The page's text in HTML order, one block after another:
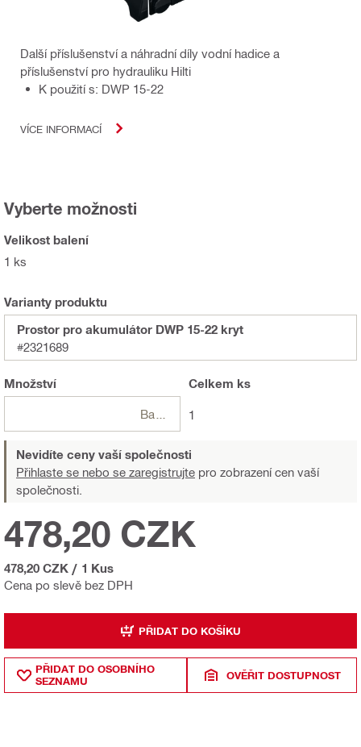
Další příslušenství a náhradní díly vodní hadice a
příslušenství pro hydrauliku Hilti
K použití s: DWP 15-22
VÍCE INFORMACÍ
Vyberte možnosti
Velikost balení
1 ks
Varianty produktu
Prostor pro akumulátor DWP 15-22 kryt
#2321689
Množství Celkem ks
1
Nevidíte ceny vaší společnosti
Přihlaste se nebo se zaregistrujte pro zobrazení cen vaší
společnosti.
Cena po slevě bez DPH
478,20 CZK
478,20 CZK / 1 Kus
PŘIDAT DO KOŠÍKU
PŘIDAT DO OSOBNÍHO
SEZNAMU
OVĚŘIT DOSTUPNOST